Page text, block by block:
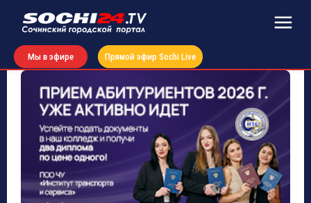
Мы в эфире Прямой эфир Sochi Live